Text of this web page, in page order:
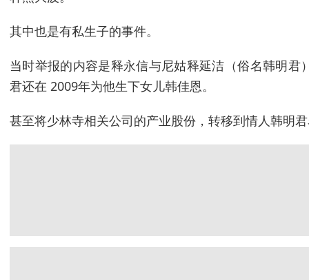
其中也是有私生子的事件。
当时举报的内容是释永信与尼姑释延洁（俗名韩明君
君还在 2009年为他生下女儿韩佳恩。
甚至将少林寺相关公司的产业股份，转移到情人韩明